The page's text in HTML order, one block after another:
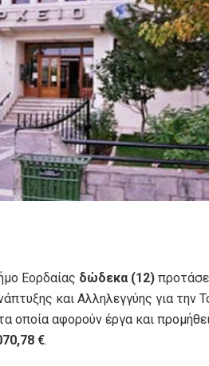
Εορδαίας δώδεκα (12)
και Αλληλεγγύης για την
οποία αφορούν έργα και
€.